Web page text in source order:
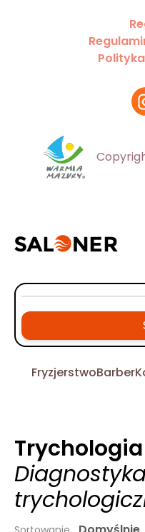
FryzjerstwoBarber
Trychologia